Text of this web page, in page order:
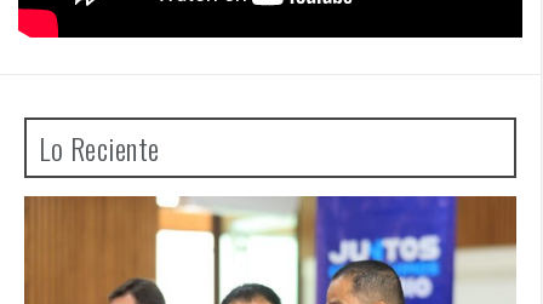
Lo Reciente